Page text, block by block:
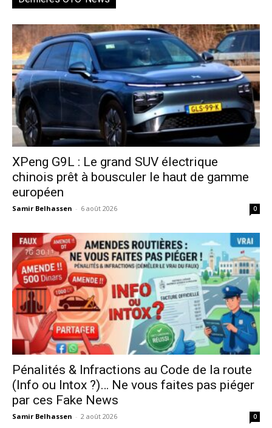
XPeng G9L : Le grand SUV électrique
chinois prêt à bousculer le haut de gamme
européen
Samir Belhassen - 6 août 2026 0
Pénalités & Infractions au Code de la route
(Info ou Intox ?)… Ne vous faites pas piéger
par ces Fake News
Samir Belhassen - 2 août 2026 0